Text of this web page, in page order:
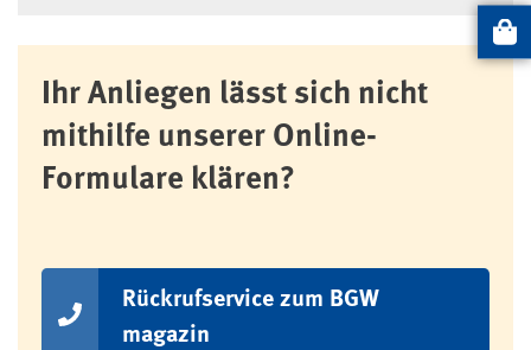
Ihr Anliegen lässt sich nicht
mithilfe unserer Online-
Formulare klären?
Rückrufservice zum BGW
magazin
Artikel